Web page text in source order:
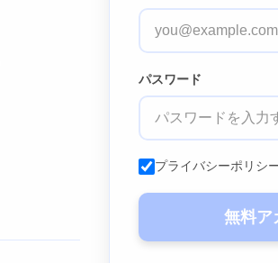
パスワード
プライバシーポリシ
無料ア